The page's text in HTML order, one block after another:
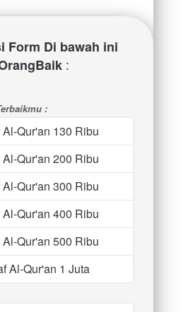
:
:
Qur'an 130 Ribu
Qur'an 200 Ribu
Qur'an 300 Ribu
Qur'an 400 Ribu
Qur'an 500 Ribu
Al-Qur'an 1 Juta